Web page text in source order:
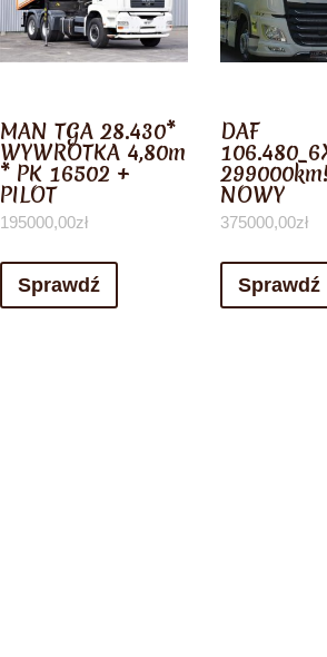
MAN TGA 28.430*
WYWROTKA 4,80m
* PK 16502 +
PILOT
195000,00zł
Sprawdź
DAF
NOWY
375000,00zł
Sprawdź